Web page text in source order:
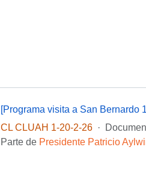
[Programa visita a San Bernardo
CL CLUAH 1-20-2-26
·
Parte de Presidente Patricio